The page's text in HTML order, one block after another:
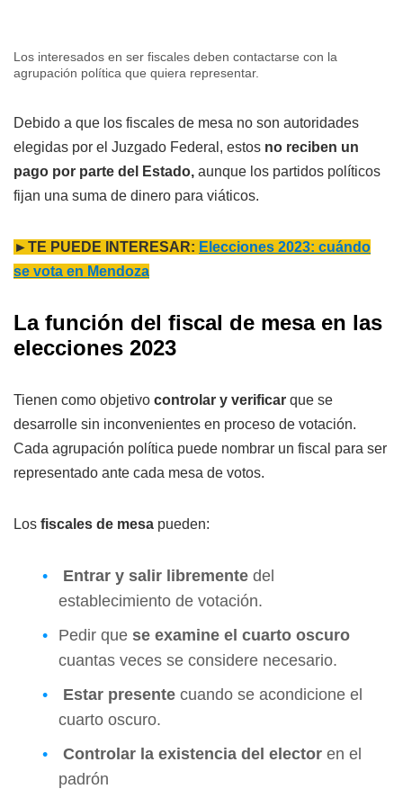
Los interesados en ser fiscales deben contactarse con la
agrupación política que quiera representar.
Debido a que los fiscales de mesa no son autoridades
elegidas por el Juzgado Federal, estos no reciben un
pago por parte del Estado, aunque los partidos políticos
fijan una suma de dinero para viáticos.
►TE PUEDE INTERESAR: Elecciones 2023: cuándo
se vota en Mendoza
La función del fiscal de mesa en las
elecciones 2023
Tienen como objetivo controlar y verificar que se
desarrolle sin inconvenientes en proceso de votación.
Cada agrupación política puede nombrar un fiscal para ser
representado ante cada mesa de votos.
Los fiscales de mesa pueden:
Entrar y salir libremente del
establecimiento de votación.
Pedir que se examine el cuarto oscuro
cuantas veces se considere necesario.
Estar presente cuando se acondicione el
cuarto oscuro.
Controlar la existencia del elector en el
padrón